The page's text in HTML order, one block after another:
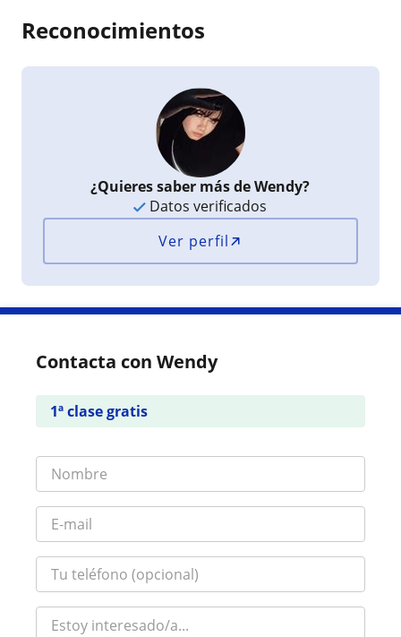
Reconocimientos
¿Quieres saber más de Wendy?
Datos verificados
Ver perfil
Contacta con Wendy
1ª clase gratis